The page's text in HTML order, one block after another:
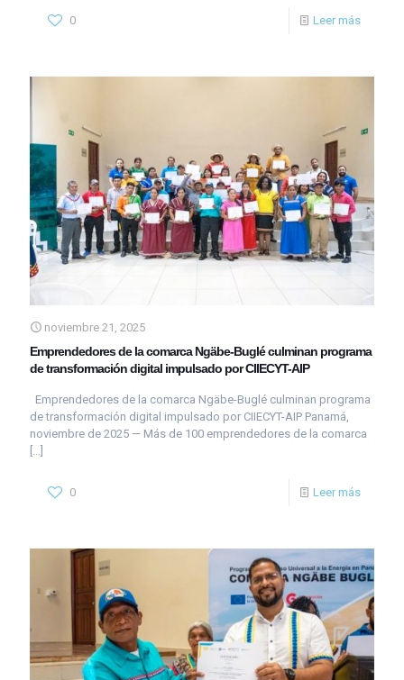
0 Leer más
noviembre 21, 2025
Emprendedores de la comarca Ngäbe-Buglé culminan programa
de transformación digital impulsado por CIIECYT-AIP
Emprendedores de la comarca Ngäbe-Buglé culminan programa
de transformación digital impulsado por CIIECYT-AIP Panamá,
noviembre de 2025 — Más de 100 emprendedores de la comarca
[…]
0 Leer más